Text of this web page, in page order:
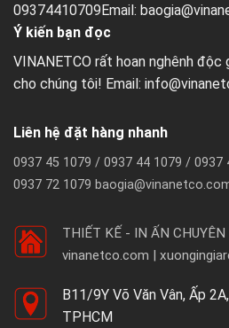
09374410709Email:
Ý kiến bạn đọc
VINANETCO rất hoan nghênh
cho chúng tôi! Email:
Liên hệ đặt hàng nhanh
0937 45 1079 / 0937 44 1079 /
0937 72 1079
THIẾT KẾ - IN ẤN CHUYÊN
vinanetco.com |
B11/9Y Võ Văn Vân, Ấp
TPHCM